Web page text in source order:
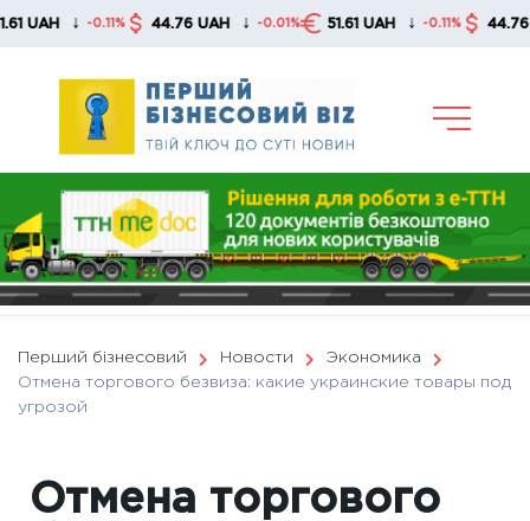
Skip
↓ -0.11% 44.76 UAH ↓ -0.01% 51.61 UAH ↓ -0.11% 44.76 UAH
Перший бізнесовий Новости
Экономика
Отмена торгового безвиза: какие украинские товары под
угрозой
Отмена торгового